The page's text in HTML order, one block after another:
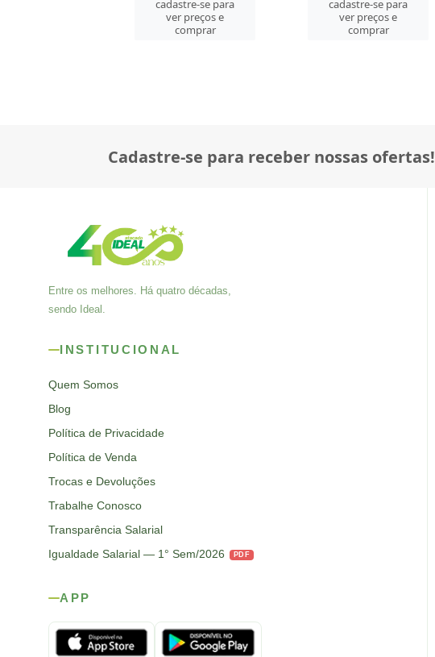
cadastre-se para
ver preços e
comprar
cadastre-se para
ver preços e
comprar
Cadastre-se para receber nossas ofertas!
Entre os melhores. Há quatro décadas,
sendo Ideal.
INSTITUCIONAL
Quem Somos
Blog
Política de Privacidade
Política de Venda
Trocas e Devoluções
Trabalhe Conosco
Transparência Salarial
Igualdade Salarial — 1° Sem/2026
PDF
APP